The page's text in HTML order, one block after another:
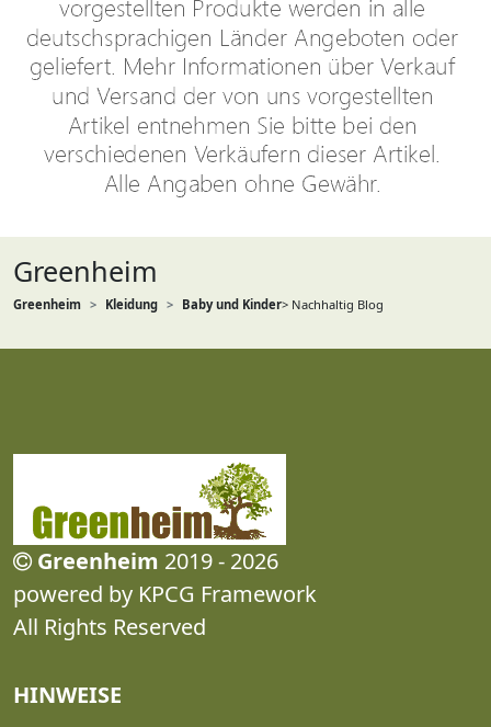
Greenheim
Greenheim Kleidung Baby und Kinder> Nachhaltig Blog
Greenheim 2019 - 2026
powered by KPCG Framework
All Rights Reserved
HINWEISE